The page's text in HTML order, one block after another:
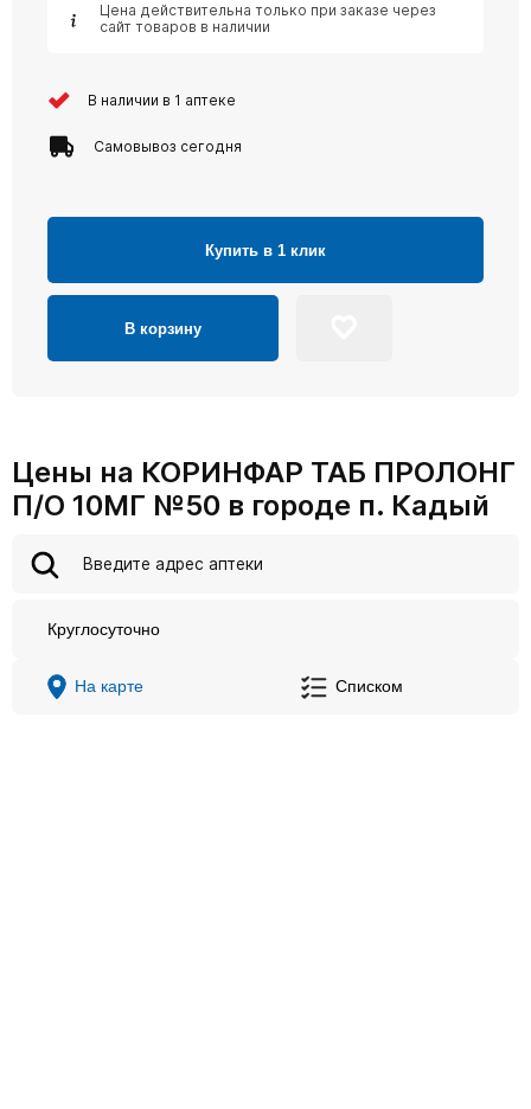
Цена действительна только при заказе через
сайт товаров в наличии
В наличии в 1 аптеке
Самовывоз сегодня
Купить в 1 клик
В корзину
Цены на КОРИНФАР ТАБ ПРОЛОНГ
П/О 10МГ №50 в городе п. Кадый
Круглосуточно
На карте Списком